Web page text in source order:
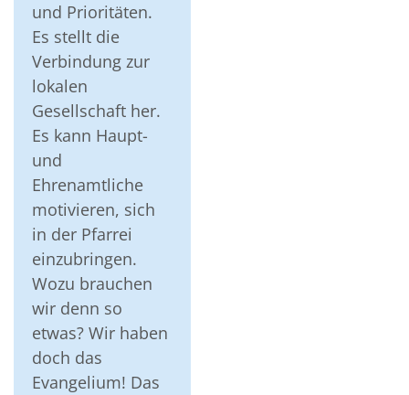
und Prioritäten.
Es stellt die
Verbindung zur
lokalen
Gesellschaft her.
Es kann Haupt-
und
Ehrenamtliche
motivieren, sich
in der Pfarrei
einzubringen.
Wozu brauchen
wir denn so
etwas? Wir haben
doch das
Evangelium! Das